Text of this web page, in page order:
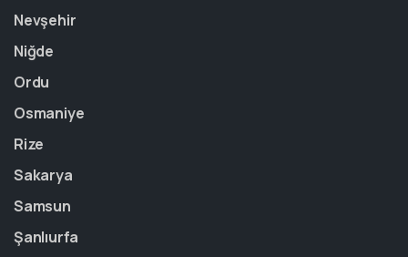
Nevşehir
Niğde
Ordu
Osmaniye
Rize
Sakarya
Samsun
Şanlıurfa